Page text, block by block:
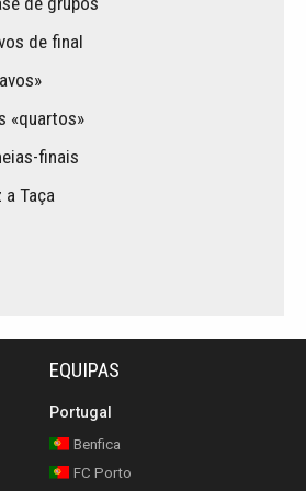
de final
«quartos»
finais
Taça
EQUIPAS
Portugal
Benfica
FC Porto